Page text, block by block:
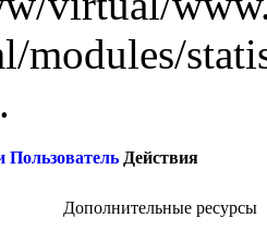
modules/
Пользователь Действия
Дополнительные ресурсы